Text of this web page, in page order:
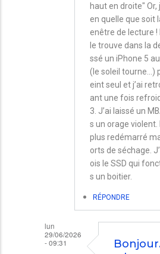
haut en droite" Or,
en quelle que soit
enêtre de lecture
le trouve dans la
ssé un iPhone 5
(le soleil tourne...)
eint seul et j’ai
ant une fois
3. J’ai laissé un
s un orage violent.
plus redémarré
orts de séchage.
ois le SSD qui
s un boitier.
RÉPONDRE
lun
29/06/2026
- 09:31